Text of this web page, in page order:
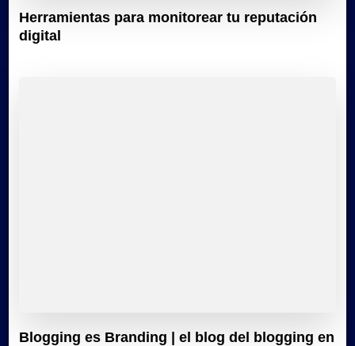
Herramientas para monitorear tu reputación
digital
Blogging es Branding | el blog del blogging en